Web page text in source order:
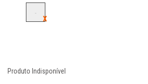
-
Produto Indisponível